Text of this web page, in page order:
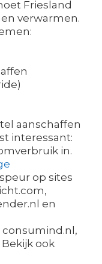
Friesland
verwarmen.
aanschaffen
interessant:
in.
op sites
en
ook